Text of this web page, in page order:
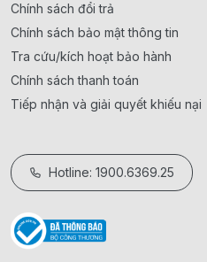
Chính sách đổi trả
Chính sách bảo mật thông tin
Tra cứu/kích hoạt bảo hành
Chính sách thanh toán
Tiếp nhận và giải quyết khiếu nại
Hotline: 1900.6369.25